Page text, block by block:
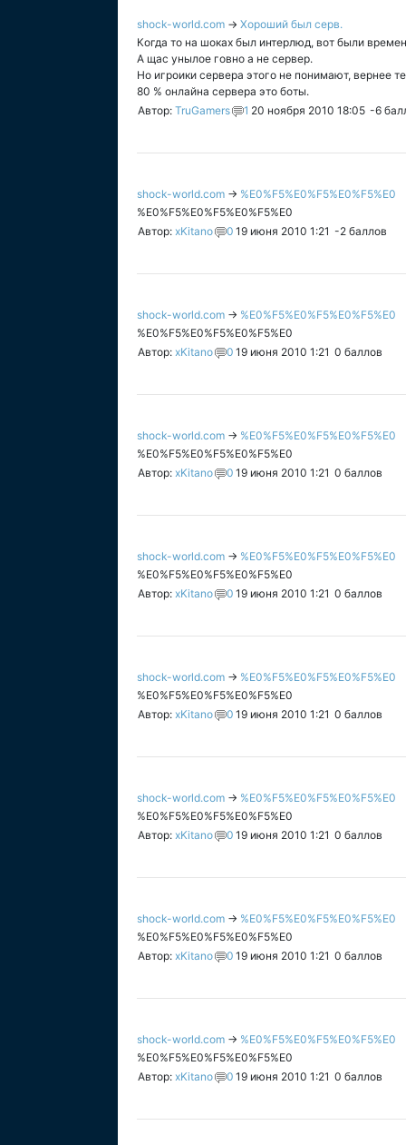
shock-world.com → Хороший был серв.
Когда то на шоках был интерлюд, вот были
А щас унылое говно а не сервер.
Но игроики сервера этого не понимают, вернее
80 % онлайна сервера это боты.
Автор: TruGamers 1 20 ноября 2010 18:05 -6
shock-world.com → %E0%F5%E0%F5%E0%F5%E0
%E0%F5%E0%F5%E0%F5%E0
Автор: xKitano 0 19 июня 2010 1:21 -2 баллов
shock-world.com → %E0%F5%E0%F5%E0%F5%E0
%E0%F5%E0%F5%E0%F5%E0
Автор: xKitano 0 19 июня 2010 1:21 0 баллов
shock-world.com → %E0%F5%E0%F5%E0%F5%E0
%E0%F5%E0%F5%E0%F5%E0
Автор: xKitano 0 19 июня 2010 1:21 0 баллов
shock-world.com → %E0%F5%E0%F5%E0%F5%E0
%E0%F5%E0%F5%E0%F5%E0
Автор: xKitano 0 19 июня 2010 1:21 0 баллов
shock-world.com → %E0%F5%E0%F5%E0%F5%E0
%E0%F5%E0%F5%E0%F5%E0
Автор: xKitano 0 19 июня 2010 1:21 0 баллов
shock-world.com → %E0%F5%E0%F5%E0%F5%E0
%E0%F5%E0%F5%E0%F5%E0
Автор: xKitano 0 19 июня 2010 1:21 0 баллов
shock-world.com → %E0%F5%E0%F5%E0%F5%E0
%E0%F5%E0%F5%E0%F5%E0
Автор: xKitano 0 19 июня 2010 1:21 0 баллов
shock-world.com → %E0%F5%E0%F5%E0%F5%E0
%E0%F5%E0%F5%E0%F5%E0
Автор: xKitano 0 19 июня 2010 1:21 0 баллов